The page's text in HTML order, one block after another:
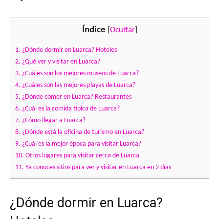
Índice [Ocultar]
1. ¿Dónde dormir en Luarca? Hoteles
2. ¿Qué ver y visitar en Luarca?
3. ¿Cuáles son los mejores museos de Luarca?
4. ¿Cuáles son las mejores playas de Luarca?
5. ¿Dónde comer en Luarca? Restaurantes
6. ¿Cuál es la comida típica de Luarca?
7. ¿Cómo llegar a Luarca?
8. ¿Dónde está la oficina de turismo en Luarca?
9. ¿Cuál es la mejor época para visitar Luarca?
10. Otros lugares para visitar cerca de Luarca
11. Ya conoces sitios para ver y visitar en Luarca en 2 días
¿Dónde dormir en Luarca?